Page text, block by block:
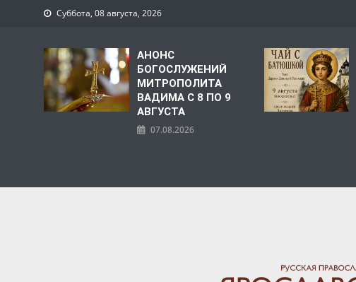
Суббота, 08 августа, 2026
АНОНС
БОГОСЛУЖЕНИЙ
МИТРОПОЛИТА
ВАДИМА С 8 ПО 9
АВГУСТА
07.08.2026